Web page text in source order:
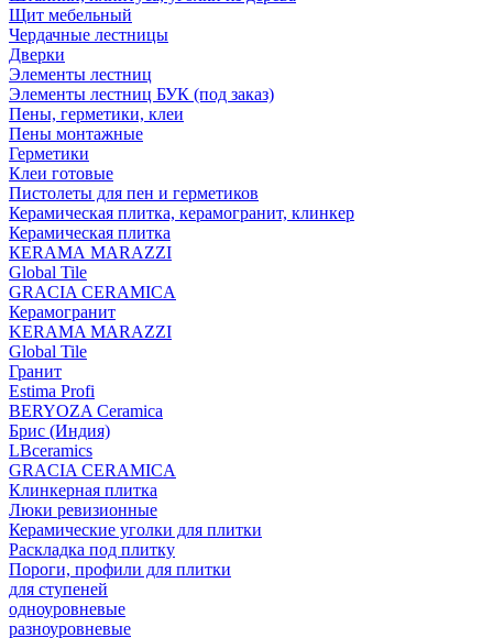
Щит мебельный
Чердачные лестницы
Дверки
Элементы лестниц
Элементы лестниц БУК (под заказ)
Пены, герметики, клеи
Пены монтажные
Герметики
Клеи готовые
Пистолеты для пен и герметиков
Керамическая плитка, керамогранит, клинкер
Керамическая плитка
КЕRАМА MARAZZI
Global Tile
GRACIA CERAMICA
Керамогранит
KERAMA MARAZZI
Global Tile
Гранит
Estima Profi
BERYOZA Ceramica
Брис (Индия)
LBceramics
GRACIA CERAMICA
Клинкерная плитка
Люки ревизионные
Керамические уголки для плитки
Раскладка под плитку
Пороги, профили для плитки
для ступеней
одноуровневые
разноуровневые